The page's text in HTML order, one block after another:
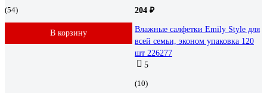
(54)
В корзину
204 ₽
Влажные салфетки Emily Style для
всей семьи, эконом упаковка 120
шт 226277
5
(10)